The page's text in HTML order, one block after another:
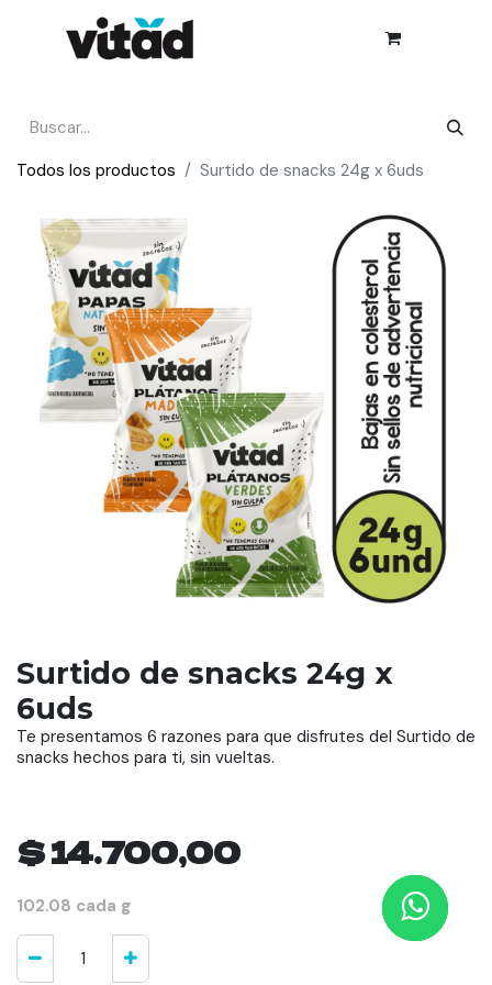
Todos los productos Surtido de snacks 24g x 6uds
Surtido de snacks 24g x
6uds
Te presentamos 6 razones para que disfrutes del Surtido de
snacks hechos para ti, sin vueltas.
$14.700,00
102.08 cada g